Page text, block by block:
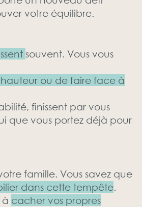
votre équilibre.
souvent. Vous vous
ou de faire face à
finissent par vous
que vous portez déjà pour
famille. Vous savez que
dans cette tempête.
à cacher vos propres